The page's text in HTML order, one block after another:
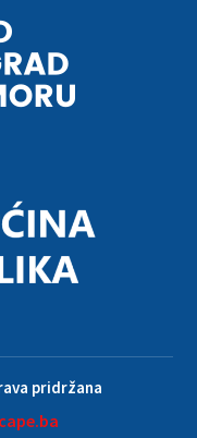
pridržana